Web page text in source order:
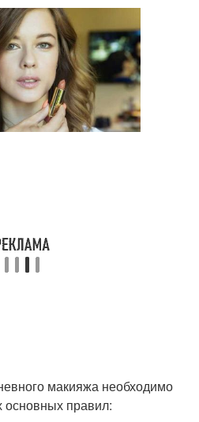
макияжа необходимо
основных правил: